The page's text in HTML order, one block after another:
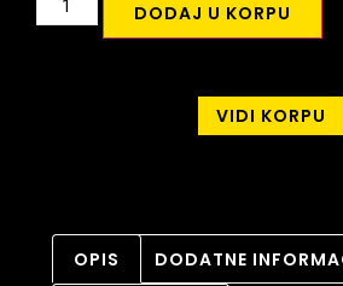
DODAJ U KORPU
VIDI KORPU
OPIS DODATNE